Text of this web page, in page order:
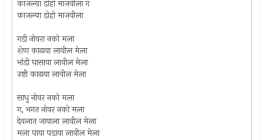
काजल्या डोहो माजवीला ग
काजल्या डोहो माजवीला
गडी नोवरा नको मला
शेण काढाया लावील मेला
भांडी घासाया लावील मेला
उष्टी काढाया लावील मेला
साधु नोवर नको मला
ग, भगत नोवर नको मला
देवलात जायाला लावील मेला
मला पाया पडाया लावील मेला